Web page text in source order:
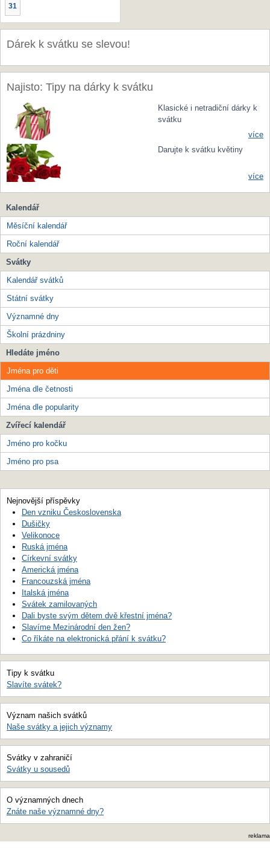
31
Dárek k svátku se slevou!
Najisto: Tipy na dárky k svátku
Klasické i netradiční dárky k
svátku
více
Darujte k svátku květiny
více
Kalendář
Měsíční kalendář
Roční kalendář
Svátky
Kalendář svátků
Státní svátky
Významné dny
Školní prázdniny
Hledáte jméno
Jména pro děti
Jména dle četnosti
Jména dle popularity
Zvířecí kalendář
Jméno pro kočku
Jméno pro psa
Nejnovější příspěvky
Den vzniku Československa
Dušičky
Velikonoce
Ruská jména
Církevní svátky
Americká jména
Francouzská jména
Italská jména
Svátek zamilovaných
Dali byste svým dětem dvě křestní jména?
Slavíme Mezinárodní den žen?
Co říkáte na elektronická přání k svátku?
Tipy k svátku
Slavíte svátek?
Význam našich svátků
Naše svátky a jejich významy
Svátky v zahraničí
Svátky u sousedů
O významných dnech
Znáte naše významné dny?
reklama